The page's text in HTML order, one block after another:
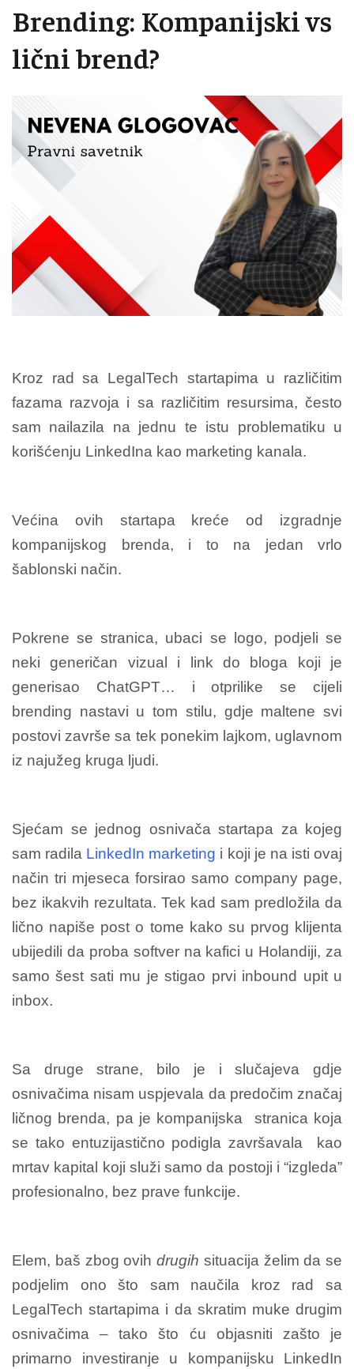
Brending: Kompanijski vs
lični brend?
Kroz rad sa LegalTech startapima u različitim
fazama razvoja i sa različitim resursima, često
sam nailazila na jednu te istu problematiku u
korišćenju LinkedIna kao marketing kanala.
Većina ovih startapa kreće od izgradnje
kompanijskog brenda, i to na jedan vrlo
šablonski način.
Pokrene se stranica, ubaci se logo, podjeli se
neki generičan vizual i link do bloga koji je
generisao ChatGPT… i otprilike se cijeli
brending nastavi u tom stilu, gdje maltene svi
postovi završe sa tek ponekim lajkom, uglavnom
iz najužeg kruga ljudi.
Sjećam se jednog osnivača startapa za kojeg
sam radila LinkedIn marketing i koji je na isti ovaj
način tri mjeseca forsirao samo company page,
bez ikakvih rezultata. Tek kad sam predložila da
lično napiše post o tome kako su prvog klijenta
ubijedili da proba softver na kafici u Holandiji, za
samo šest sati mu je stigao prvi inbound upit u
inbox.
Sa druge strane, bilo je i slučajeva gdje
osnivačima nisam uspjevala da predočim značaj
ličnog brenda, pa je kompanijska stranica koja
se tako entuzijastično podigla završavala kao
mrtav kapital koji služi samo da postoji i “izgleda”
profesionalno, bez prave funkcije.
Elem, baš zbog ovih drugih situacija želim da se
podjelim ono što sam naučila kroz rad sa
LegalTech startapima i da skratim muke drugim
osnivačima – tako što ću objasniti zašto je
primarno investiranje u kompanijsku LinkedIn